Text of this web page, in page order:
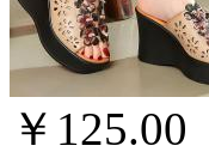
￥125.00